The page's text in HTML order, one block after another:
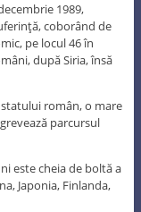
1989,
coborând de
pe locul 46 în
după Siria, însă
român, o mare
parcursul
este cheia de boltă a
Japonia, Finlanda,